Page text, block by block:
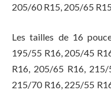
205/60 R15, 205/65
Les tailles de 16
195/55 R16, 205/45
R16, 205/65 R16,
215/70 R16, 225/55